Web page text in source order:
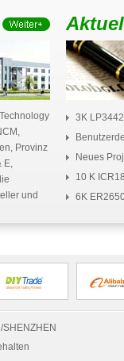
Provinz
E,
und
3K
Pol...
Neues
P...10 K
nach ...
6K